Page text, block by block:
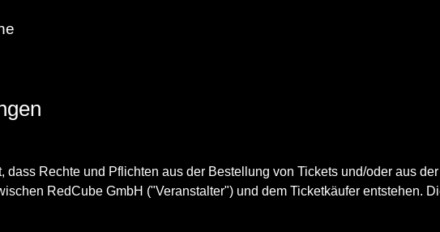
dass Rechte und Pflichten aus der Bestellung von Tickets und/oder aus
RedCube GmbH ("Veranstalter") und dem Ticketkäufer entstehen.